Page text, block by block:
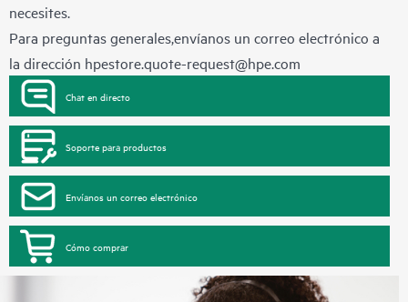
necesites.
Para preguntas generales,envíanos un correo electrónico a
la dirección hpestore.quote-request@hpe.com
Chat en directo
Soporte para productos
Envíanos un correo electrónico
Cómo comprar